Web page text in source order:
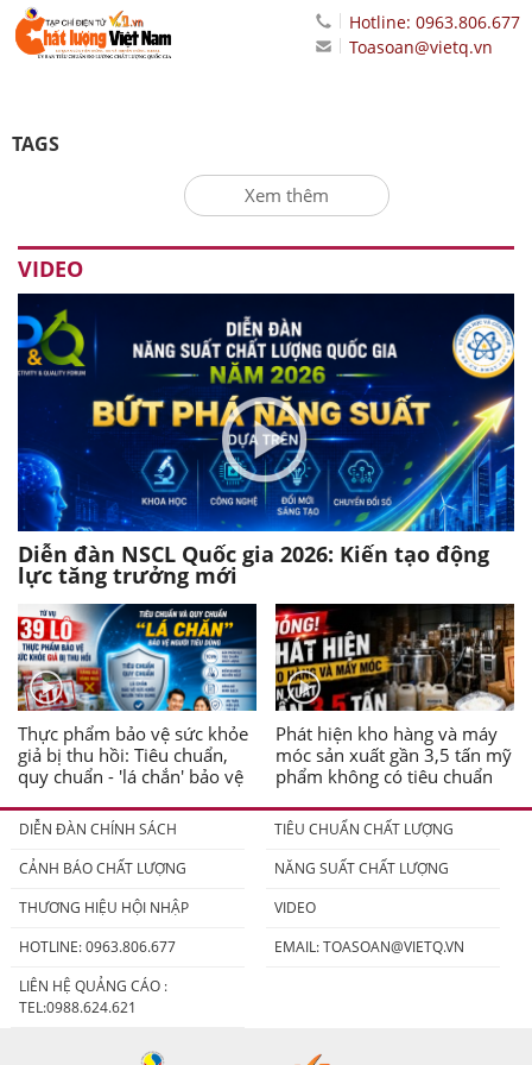
Hotline: 0963.806.677
Toasoan@vietq.vn
TAGS
Xem thêm
VIDEO
Diễn đàn NSCL Quốc gia 2026: Kiến tạo động
lực tăng trưởng mới
Thực phẩm bảo vệ sức khỏe
giả bị thu hồi: Tiêu chuẩn,
quy chuẩn - 'lá chắn' bảo vệ
Phát hiện kho hàng và máy
móc sản xuất gần 3,5 tấn mỹ
phẩm không có tiêu chuẩn
DIỄN ĐÀN CHÍNH SÁCH
TIÊU CHUẨN CHẤT LƯỢNG
CẢNH BÁO CHẤT LƯỢNG
NĂNG SUẤT CHẤT LƯỢNG
THƯƠNG HIỆU HỘI NHẬP
VIDEO
HOTLINE: 0963.806.677
EMAIL:TOASOAN@VIETQ.VN
LIÊN HỆ QUẢNG CÁO :
TEL:0988.624.621